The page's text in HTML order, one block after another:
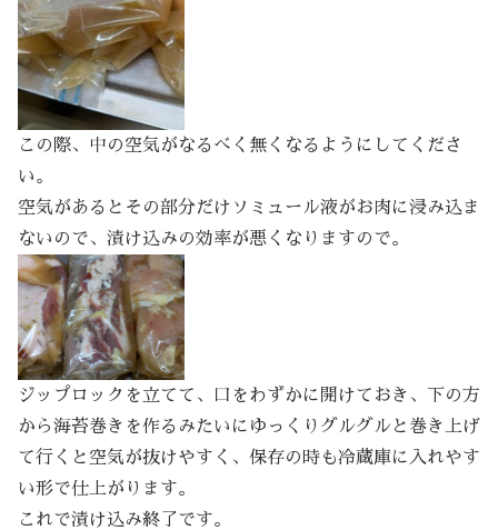
この際、中の空気がなるべく無くなるようにしてくださ
い。
空気があるとその部分だけソミュール液がお肉に浸み込ま
ないので、漬け込みの効率が悪くなりますので。
ジップロックを立てて、口をわずかに開けておき、下の方
から海苔巻きを作るみたいにゆっくりグルグルと巻き上げ
て行くと空気が抜けやすく、保存の時も冷蔵庫に入れやす
い形で仕上がります。
これで漬け込み終了です。